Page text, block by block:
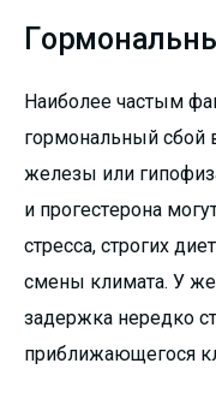
Наиболее частым
гормональный сбой
железы или
и прогестерона
стресса, строгих
смены климата. У
задержка нередко
приближающегося